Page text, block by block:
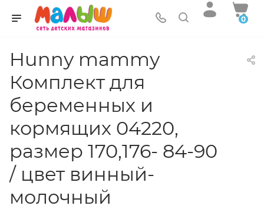
0
Hunny mammy
Комплект для
беременных и
кормящих 04220,
размер 170,176- 84-90
/ цвет винный-
молочный